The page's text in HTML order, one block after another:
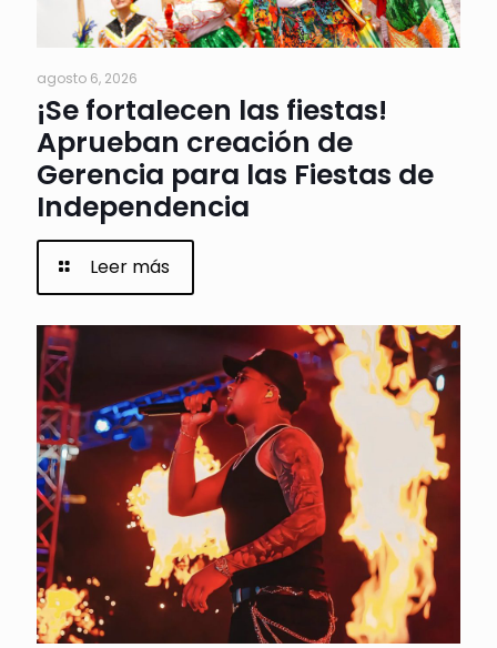
agosto 6, 2026
¡Se fortalecen las fiestas!
Aprueban creación de
Gerencia para las Fiestas de
Independencia
Leer más